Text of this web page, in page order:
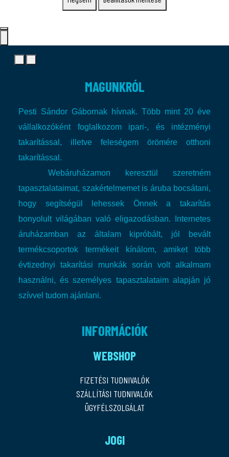
MAGUNKRÓL
Pesti Sándor Gábornak hívnak. Több mint 20 éve
vállalkozóként foglalkozom ipari-, és intézményi
takarítással, illetve feleségem örömére otthoni
takarítással.
Webáruházamon keresztül szeretném
tapasztalataimat, szakértelmemet is áruba bocsátani,
hogy segítségül lehessek Önnek a takarítás
bonyolult világában való eligazodásban.
Internetes
áruházamban az általam kipróbált, jól bevált
termékcsoportok termékeit kínálom, amiket több
évtizednyi takarítási munkák során volt alkalmam
használni, és személyes tapasztalataim alapján jó
szívvel tudom ajánlani.
INFORMÁCIÓK
WEBSHOP
FIZETÉSI TUDNIVALÓK
SZÁLLÍTÁSI TUDNIVALÓK
ÜGYFÉLSZOLGÁLAT
JOGI